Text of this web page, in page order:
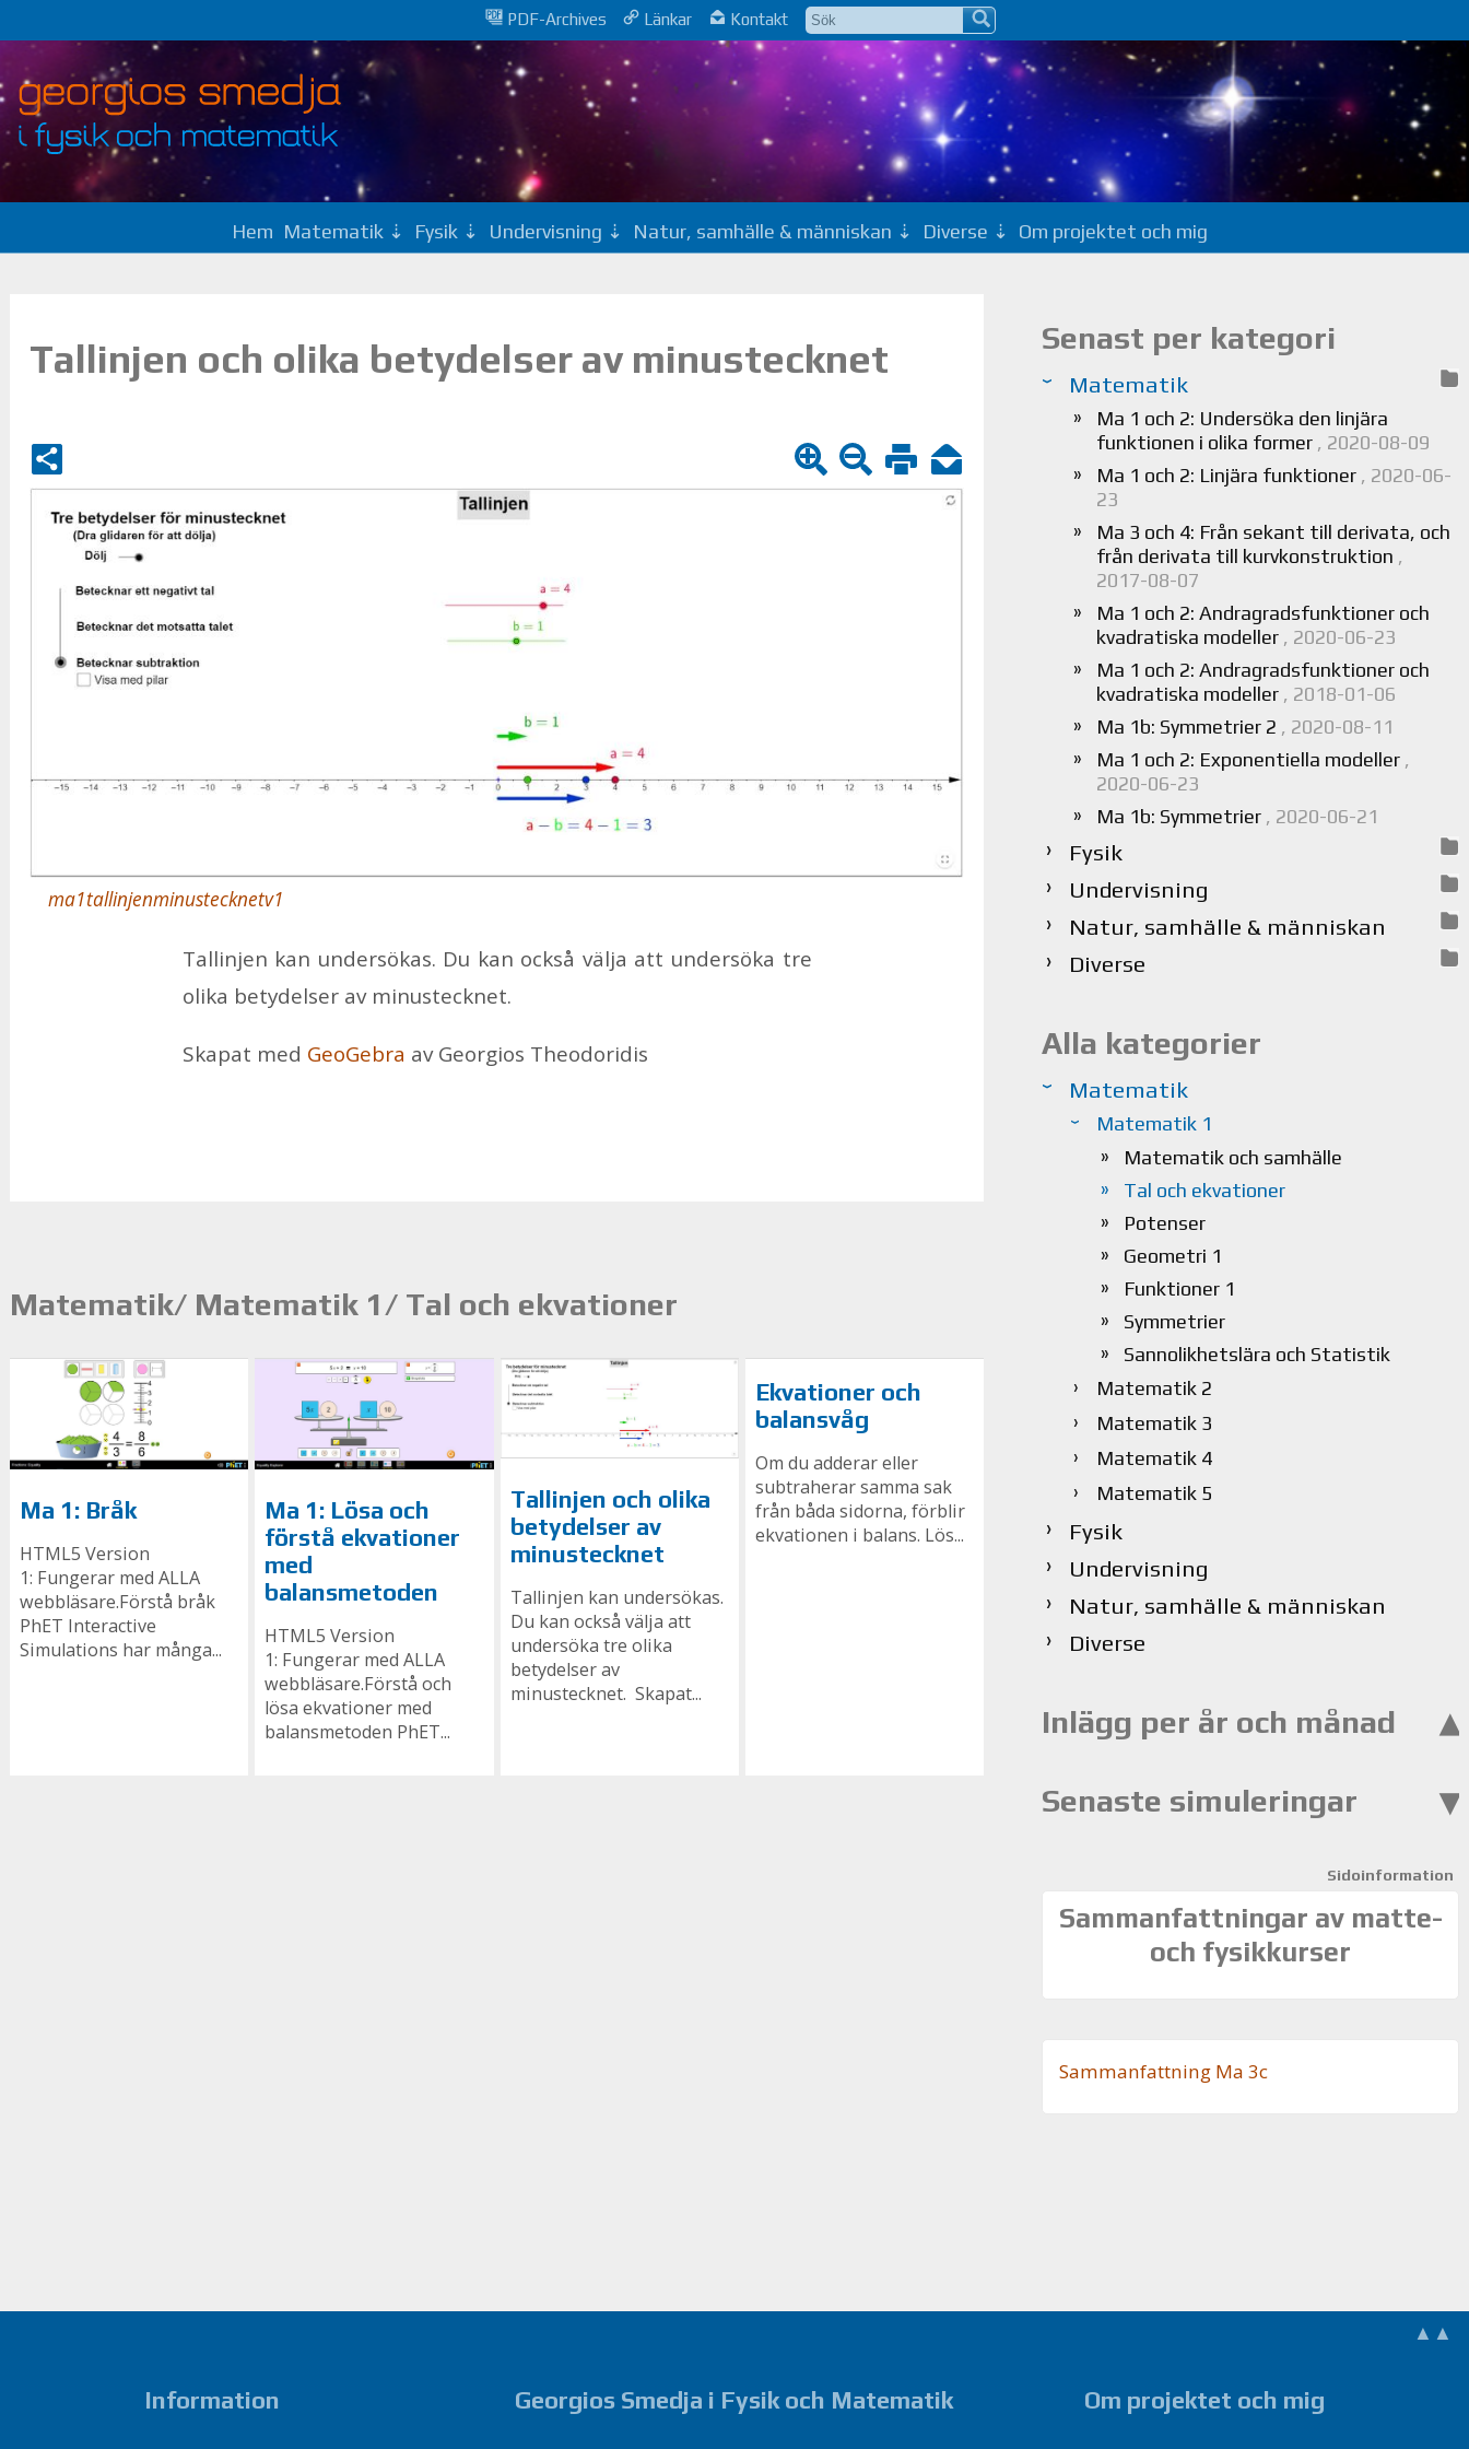
PDF-Archives Länkar Kontakt
Hem Matematik Fysik Undervisning Natur, samhälle & människan Diverse Om projektet och mig
Tallinjen och olika betydelser av minustecknet
ma1tallinjenminustecknetv1
Tal­lin­jen kan un­der­sö­kas. Du kan ock­så väl­ja att un­der­sö­ka tre
oli­ka be­ty­del­ser av mi­nus­teck­net.
Ska­pat med Geo­Ge­bra av Ge­or­gi­os The­odo­ri­dis
Matematik/ Matematik 1/ Tal och ekvationer
Ma 1: Bråk
HTML5 Version
1: Fungerar med ALLA
webbläsare.Förstå bråk
PhET Interactive
Simulations har många...
Ma 1: Lösa och
förstå ekvationer
med
balansmetoden
HTML5 Version
1: Fungerar med ALLA
webbläsare.Förstå och
lösa ekvationer med
balansmetoden PhET...
Tallinjen och olika
betydelser av
minustecknet
Tallinjen kan undersökas.
Du kan också välja att
undersöka tre olika
betydelser av
minustecknet. Skapat...
Ekvationer och
balansvåg
Om du adderar eller
subtraherar samma sak
från båda sidorna, förblir
ekvationen i balans. Lös...
Senast per kategori
Matematik
Ma 1 och 2: Undersöka den linjära
funktionen i olika former , 2020-08-09
Ma 1 och 2: Linjära funktioner , 2020-06-
23
Ma 3 och 4: Från sekant till derivata, och
från derivata till kurvkonstruktion ,
2017-08-07
Ma 1 och 2: Andragradsfunktioner och
kvadratiska modeller , 2020-06-23
Ma 1 och 2: Andragradsfunktioner och
kvadratiska modeller , 2018-01-06
Ma 1b: Symmetrier 2 , 2020-08-11
Ma 1 och 2: Exponentiella modeller ,
2020-06-23
Ma 1b: Symmetrier , 2020-06-21
Fysik
Undervisning
Natur, samhälle & människan
Diverse
Alla kategorier
Matematik
Matematik 1
Matematik och samhälle
Tal och ekvationer
Potenser
Geometri 1
Funktioner 1
Symmetrier
Sannolikhetslära och Statistik
Matematik 2
Matematik 3
Matematik 4
Matematik 5
Fysik
Undervisning
Natur, samhälle & människan
Diverse
Inlägg per år och månad
Senaste simuleringar
Sidoinformation
Sammanfattningar av matte-
och fysikkurser
Sam­man­fatt­ning Ma 3c
▲▲
Information Georgios Smedja i Fysik och Matematik Om projektet och mig